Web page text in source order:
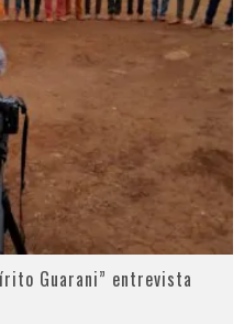
Guarani” entrevista